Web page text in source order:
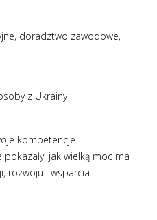
doradztwo zawodowe,
z Ukrainy
kompetencje
jak wielką moc ma
rozwoju i wsparcia.